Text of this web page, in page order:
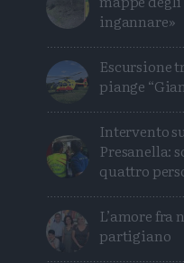
ingannare»
Escursione
piange
Intervento
Presanella:
quattro
L’amore fra
partigiano